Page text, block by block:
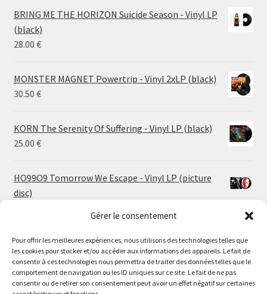
Gérer le consentement
Pour offrir les meilleures expériences, nous utilisons des technologies telles que
les cookies pour stocker et/ou accéder aux informations des appareils. Le fait de
consentir à ces technologies nous permettra de traiter des données telles que le
comportement de navigation ou les ID uniques sur ce site. Le fait de ne pas
consentir ou de retirer son consentement peut avoir un effet négatif sur certaines
Le magasin de Lyon sera fermé du 30 juillet au 17 août
inclus. Les commandes seront expédiées à partir du 18
14.50 €
BRING ME THE HORIZON Suicide Season - Vinyl LP
(black)
28.00 €
MONSTER MAGNET Powertrip - Vinyl 2xLP (black)
30.50 €
KORN The Serenity Of Suffering - Vinyl LP (black)
25.00 €
HO99O9 Tomorrow We Escape - Vinyl LP (picture
disc)
STORMKEEP The Nocturnes Of Iswylm - Vinyl LP
(into the deep | black)
24.00€–30.00€Price
range: